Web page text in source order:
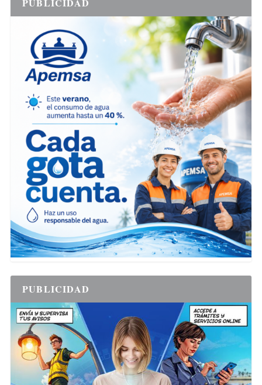
PUBLICIDAD